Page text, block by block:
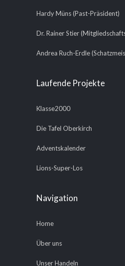
Hardy Müns (Past-Präsident)
Dr. Rainer Stier
Andrea Ruch-Erdle
Laufende Projekte
Klasse2000
Die Tafel Oberkirch
Adventskalender
Lions-Super-Los
Navigation
Home
Über uns
Unser Handeln